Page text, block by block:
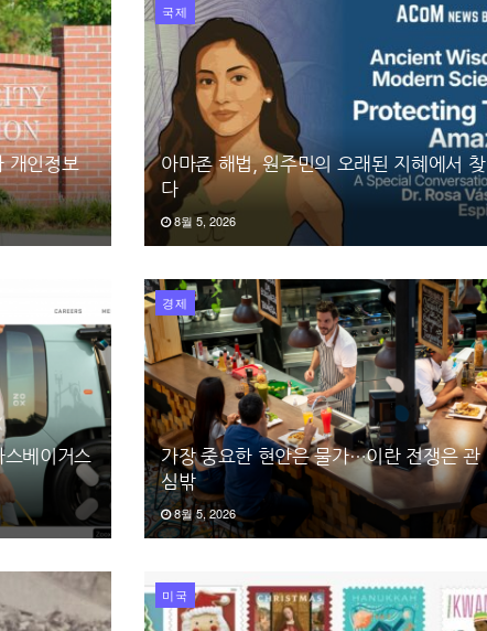
개인정보
국제
아마존 해법, 원주민의 오래된 지혜에서 찾
다
8월 5, 2026
스베이거스
경제
가장 중요한 현안은 물가…이란 전쟁은 관
심밖
8월 5, 2026
미국